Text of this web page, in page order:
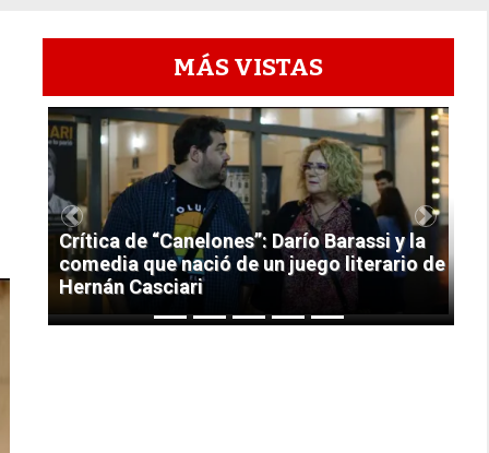
MÁS VISTAS
1
Crítica de “Canelones”: Darío Barassi y la
comedia que nació de un juego literario de
Hernán Casciari
Previous Next